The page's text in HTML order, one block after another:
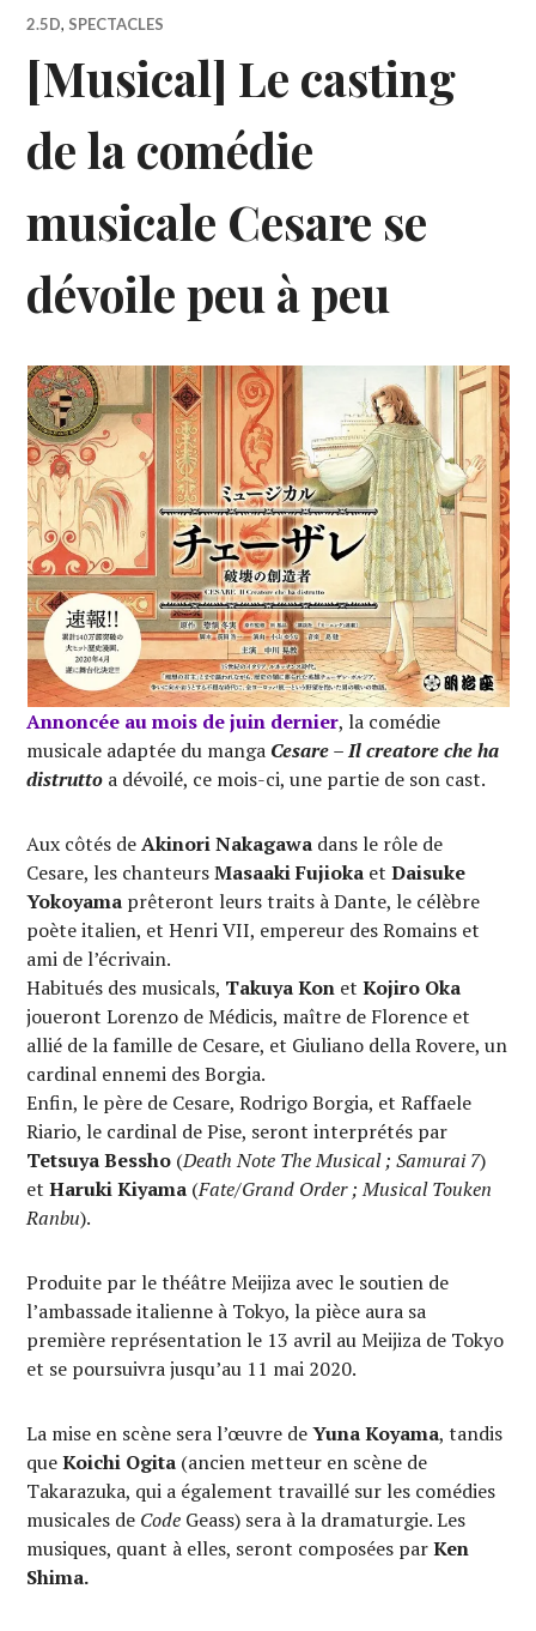
2.5D, SPECTACLES
[Musical] Le casting
de la comédie
musicale Cesare se
dévoile peu à peu
Annoncée au mois de juin dernier, la comédie
musicale adaptée du manga Cesare – Il creatore che ha
distrutto a dévoilé, ce mois-ci, une partie de son cast.
Aux côtés deAkinori Nakagawa dans le rôle de
Cesare, les chanteursMasaaki Fujioka etDaisuke
Yokoyama prêteront leurs traits à Dante, le célèbre
poète italien, et Henri VII, empereur des Romains et
ami de l’écrivain.
Habitués des musicals, Takuya Kon etKojiro Oka
joueront Lorenzo de Médicis, maître de Florence et
allié de la famille de Cesare, et Giuliano della Rovere, un
cardinal ennemi des Borgia.
Enfin, le père de Cesare, Rodrigo Borgia, et Raffaele
Riario, le cardinal de Pise, seront interprétés par
Tetsuya Bessho (Death Note The Musical ; Samurai 7)
etHaruki Kiyama (Fate/Grand Order ;Musical Touken
Ranbu).
Produite par le théâtre Meijiza avec le soutien de
l’ambassade italienne à Tokyo, la pièce aura sa
première représentation le 13 avril au Meijiza de Tokyo
et se poursuivra jusqu’au 11 mai 2020.
La mise en scène sera l’œuvre deYuna Koyama, tandis
queKoichi Ogita (ancien metteur en scène de
Takarazuka, qui a également travaillé sur les comédies
musicales de Code Geass) sera à la dramaturgie. Les
musiques, quant à elles, seront composées parKen
Shima.